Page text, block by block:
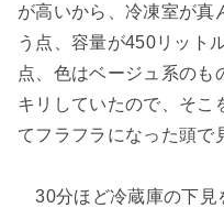
が高いから、冷凍室が真
う点、容量が450リット
点、色はベージュ系のも
キリしていたので、そこ
てフラフラになった頭で
30分ほど冷蔵庫の下見